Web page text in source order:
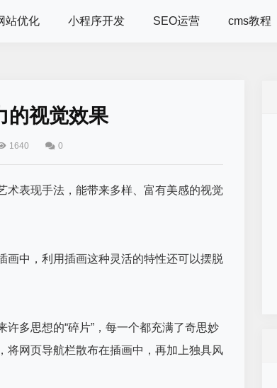
站优化 小程序开发 SEO运营 cms教程
的视觉效果
1640 0
术表现手法，能带来多样、富有美感的视觉
画中，利用插画这种灵活的特性还可以摆脱
多思想的“碎片”，每一个都充满了奇思妙
将网页导航栏散布在插画中，再加上独具风